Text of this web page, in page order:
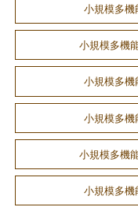
小規模多
小規模多機
小規模多
小規模多
小規模多機
小規模多